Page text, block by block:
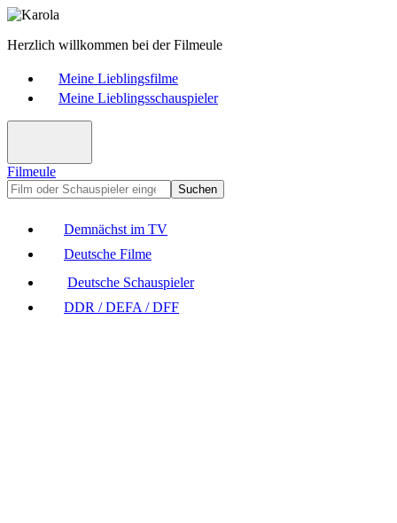
Herzlich willkommen bei der Filmeule
Meine Lieblingsfilme
Meine Lieblingsschauspieler
Filmeule
Suchen
Demnächst im TV
Deutsche Filme
Deutsche Schauspieler
DDR / DEFA / DFF